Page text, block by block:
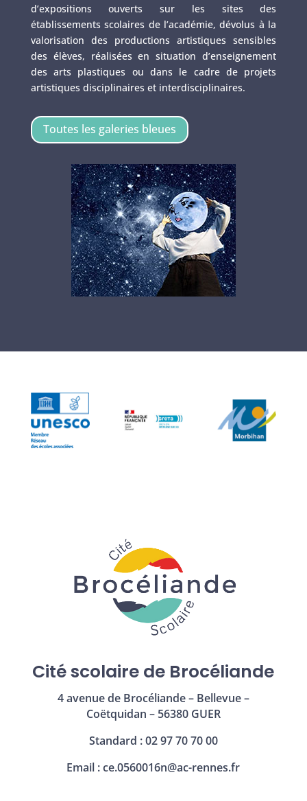
d’expositions ouverts sur les sites des
établissements scolaires de l’académie, dévolus à la
valorisation des productions artistiques sensibles
des élèves, réalisées en situation d’enseignement
des arts plastiques ou dans le cadre de projets
artistiques disciplinaires et interdisciplinaires.
Toutes les galeries bleues
Cité scolaire de Brocéliande
4 avenue de Brocéliande – Bellevue –
Coëtquidan – 56380 GUER
Standard : 02 97 70 70 00
Email :ce.0560016n@ac-rennes.fr